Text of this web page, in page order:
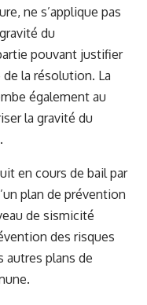
ne s’applique pas
du
pouvant justifier
la résolution. La
également au
la gravité du
en cours de bail par
plan de prévention
de sismicité
des risques
autres plans de